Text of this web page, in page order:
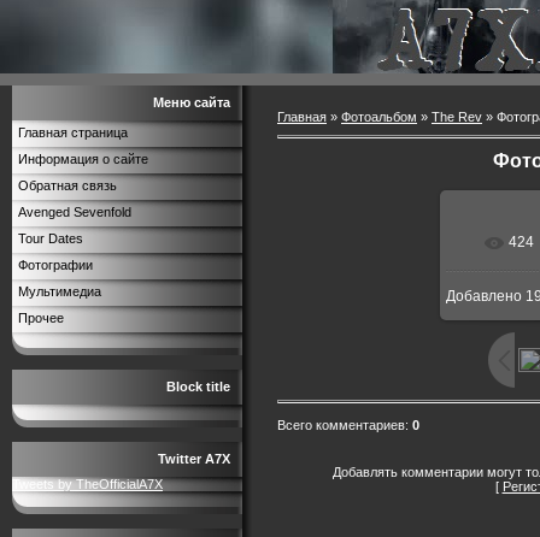
Меню сайта
Главная страница
Информация о сайте
Обратная связь
Avenged Sevenfold
Tour Dates
Фотографии
Мультимедиа
Прочее
Block title
Twitter A7X
Tweets by TheOfficialA7X
Главная » Фотоальбом » The Rev »
В
424
Добавлено
Всего комментариев: 0
Добавлять комментарии могут
[